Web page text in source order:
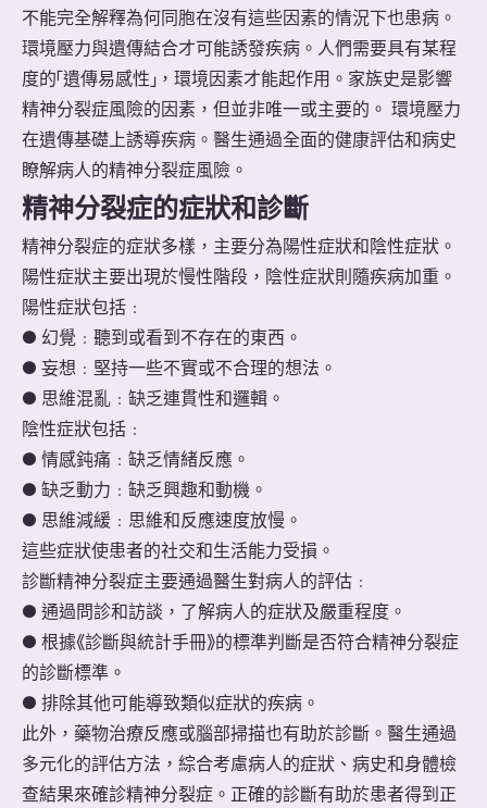
不能完全解釋為何同胞在沒有這些因素的情況下也患病。
環境壓力與遺傳結合才可能誘發疾病。人們需要具有某程
度的「遺傳易感性」，環境因素才能起作用。家族史是影響
精神分裂症風險的因素，但並非唯一或主要的。 環境壓力
在遺傳基礎上誘導疾病。醫生通過全面的健康評估和病史
瞭解病人的精神分裂症風險。
精神分裂症的症狀和診斷
精神分裂症的症狀多樣，主要分為陽性症狀和陰性症狀。
陽性症狀主要出現於慢性階段，陰性症狀則隨疾病加重。
陽性症狀包括﹕
● 幻覺﹕聽到或看到不存在的東西。
● 妄想﹕堅持一些不實或不合理的想法。
● 思維混亂﹕缺乏連貫性和邏輯。
陰性症狀包括﹕
● 情感鈍痛﹕缺乏情緒反應。
● 缺乏動力﹕缺乏興趣和動機。
● 思維減緩﹕思維和反應速度放慢。
這些症狀使患者的社交和生活能力受損。
診斷精神分裂症主要通過醫生對病人的評估﹕
● 通過問診和訪談，了解病人的症狀及嚴重程度。
● 根據《診斷與統計手冊》的標準判斷是否符合精神分裂症
的診斷標準。
● 排除其他可能導致類似症狀的疾病。
此外，藥物治療反應或腦部掃描也有助於診斷。醫生通過
多元化的評估方法，綜合考慮病人的症狀、病史和身體檢
查結果來確診精神分裂症。正確的診斷有助於患者得到正